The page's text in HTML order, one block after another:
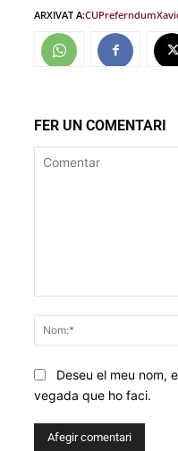
ARXIVAT A:CUPreferndum
FER UN COMENTARI
Deseu el meu nom,
vegada que ho faci.